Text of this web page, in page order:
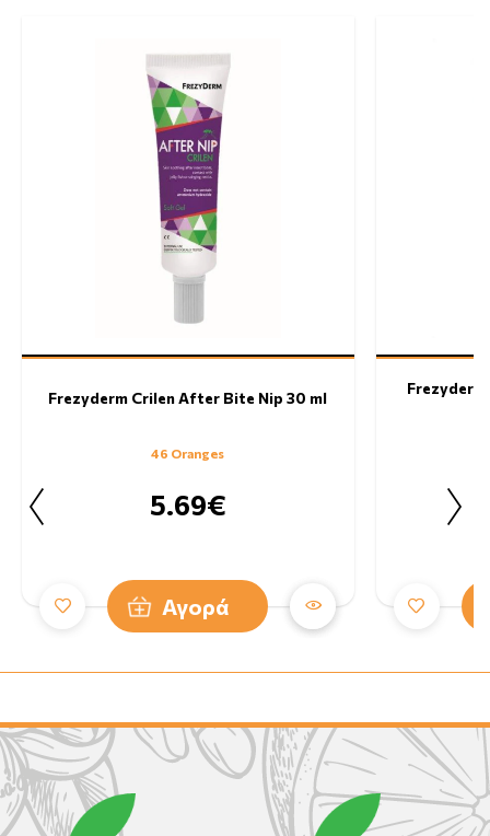
Frezyderm Crilen After Bite Nip 30 ml
46 Oranges
5.69€
Αγορά